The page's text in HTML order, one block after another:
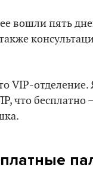
вошли пять
VIP-отделение.
что бесплатно